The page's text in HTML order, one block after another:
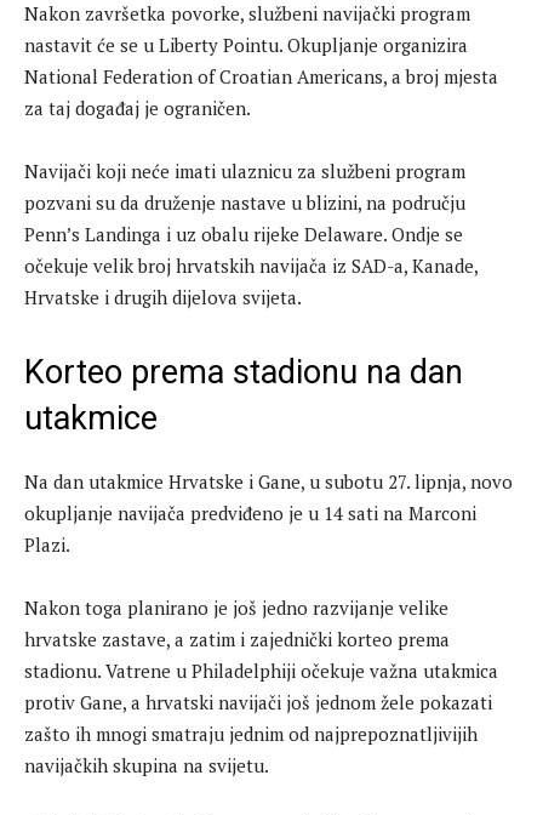
Nakon završetka povorke, službeni navijački program
nastavit će se u Liberty Pointu. Okupljanje organizira
National Federation of Croatian Americans, a broj mjesta
za taj događaj je ograničen.
Navijači koji neće imati ulaznicu za službeni program
pozvani su da druženje nastave u blizini, na području
Penn’s Landinga i uz obalu rijeke Delaware. Ondje se
očekuje velik broj hrvatskih navijača iz SAD-a, Kanade,
Hrvatske i drugih dijelova svijeta.
Korteo prema stadionu na dan
utakmice
Na dan utakmice Hrvatske i Gane, u subotu 27. lipnja, novo
okupljanje navijača predviđeno je u 14 sati na Marconi
Plazi.
Nakon toga planirano je još jedno razvijanje velike
hrvatske zastave, a zatim i zajednički korteo prema
stadionu. Vatrene u Philadelphiji očekuje važna utakmica
protiv Gane, a hrvatski navijači još jednom žele pokazati
zašto ih mnogi smatraju jednim od najprepoznatljivijih
navijačkih skupina na svijetu.